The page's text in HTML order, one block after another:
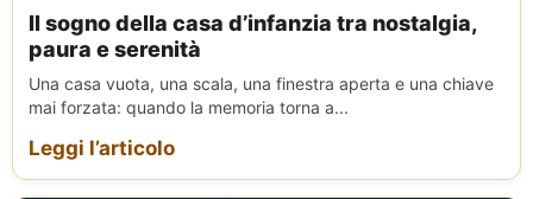
Il sogno della casa d’infanzia tra nostalgia,
paura e serenità
Una casa vuota, una scala, una finestra aperta e una chiave
mai forzata: quando la memoria torna a...
Leggi l’articolo